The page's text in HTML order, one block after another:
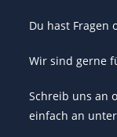
Du hast Fragen
Wir sind gerne
Schreib uns an
einfach an